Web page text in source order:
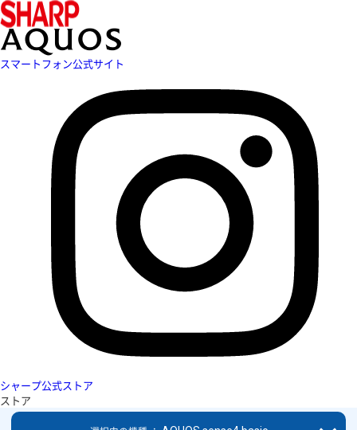
スマートフォン公式サイト
シャープ公式ストア
ストア